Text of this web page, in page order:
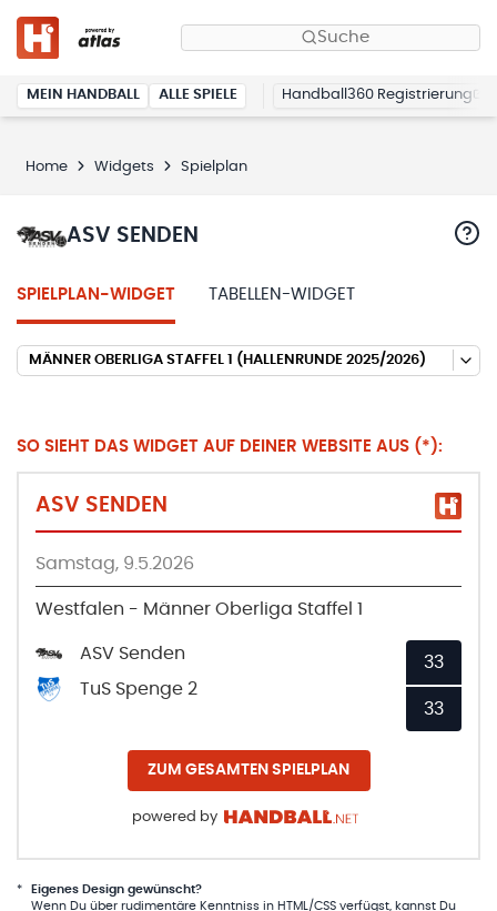
Suche
MEIN HANDBALL ALLE SPIELE Handball360 Registrierung
Home Widgets Spielplan
ASV SENDEN
SPIELPLAN-WIDGET TABELLEN-WIDGET
MÄNNER OBERLIGA STAFFEL 1 (HALLENRUNDE 2025/2026)
SO SIEHT DAS WIDGET AUF DEINER WEBSITE AUS (*):
ASV SENDEN
Samstag, 9.5.2026
Westfalen - Männer Oberliga Staffel 1
ASV Senden
TuS Spenge 2
33
33
ZUM GESAMTEN SPIELPLAN
powered by
*
Eigenes Design gewünscht?
Wenn Du über rudimentäre Kenntniss in HTML/CSS verfügst, kannst Du